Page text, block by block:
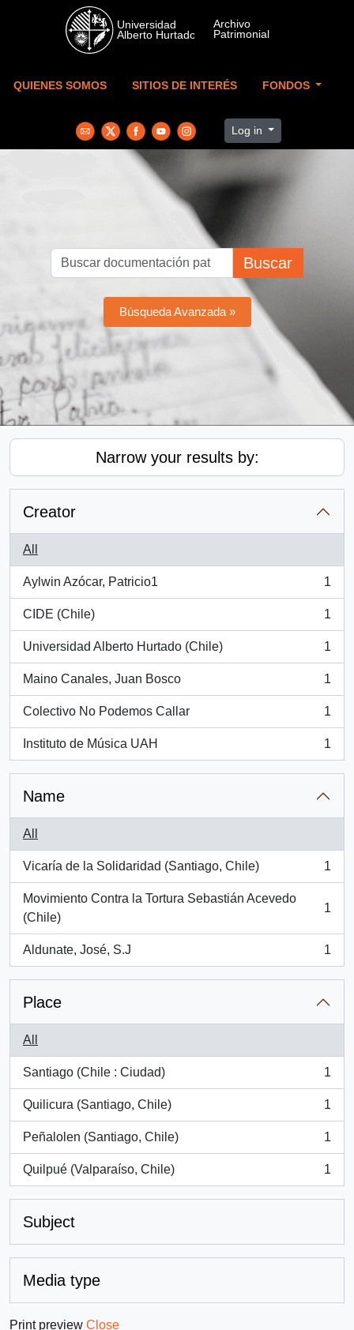
Skip to main content
QUIENES SOMOS SITIOS DE INTERÉS FONDOS
Log in
Buscar
Búsqueda Avanzada »
Narrow your results by:
Creator
All
Aylwin Azócar, Patricio1
, 1 results
1
CIDE (Chile)
, 1 results
1
Universidad Alberto Hurtado (Chile)
, 1 results
1
Maino Canales, Juan Bosco
, 1 results
1
Colectivo No Podemos Callar
, 1 results
1
Instituto de Música UAH
, 1 results
1
Name
All
Vicaría de la Solidaridad (Santiago, Chile)
, 1 results
1
Movimiento Contra la Tortura Sebastián Acevedo
(Chile)
, 1 results
1
Aldunate, José, S.J
, 1 results
1
Place
All
Santiago (Chile : Ciudad)
, 1 results
1
Quilicura (Santiago, Chile)
, 1 results
1
Peñalolen (Santiago, Chile)
, 1 results
1
Quilpué (Valparaíso, Chile)
, 1 results
1
Subject
Media type
Print preview Close